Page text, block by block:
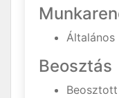
Általános
Beosztás
Beosztott